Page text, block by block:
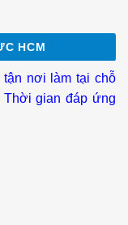
HCM
nơi làm tại chỗ
Thời gian đáp ứng